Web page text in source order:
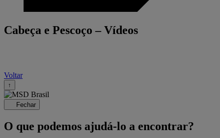
Cabeça e Pescoço – Vídeos
Voltar
↑
Fechar
O que podemos ajudá-lo a encontrar?